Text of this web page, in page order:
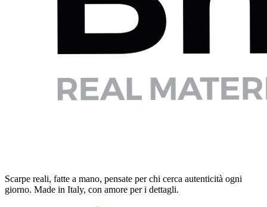
Scarpe reali, fatte a mano, pensate per chi cerca autenticità ogni
giorno. Made in Italy, con amore per i dettagli.